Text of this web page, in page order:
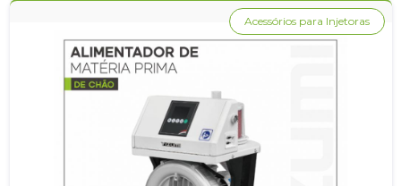
Acessórios para Injetoras